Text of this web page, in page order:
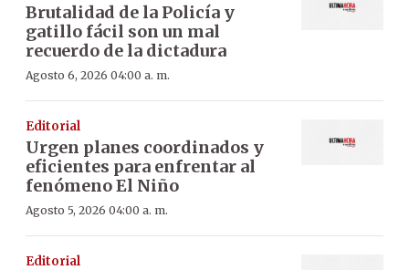
Brutalidad de la Policía y
gatillo fácil son un mal
recuerdo de la dictadura
Agosto 6, 2026 04:00 a. m.
Editorial
Urgen planes coordinados y
eficientes para enfrentar al
fenómeno El Niño
Agosto 5, 2026 04:00 a. m.
Editorial